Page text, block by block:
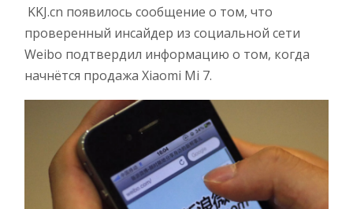
KKJ.cn появилось сообщение о том, что
проверенный инсайдер из социальной сети
Weibo подтвердил информацию о том, когда
начнётся продажа Xiaomi Mi 7.